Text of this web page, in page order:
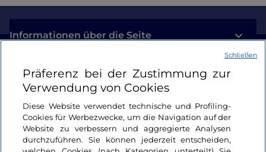
Informationen über die Seite
Nützliche Links
Login
Bleiben wir in Kontakt
Präferenz bei der Zustimmung zur
Verwendung von Cookies
Diese Website verwendet technische und Profiling-
Cookies für Werbezwecke, um die Navigation auf der
Website zu verbessern und aggregierte Analysen
durchzuführen. Sie können jederzeit entscheiden,
Schließen